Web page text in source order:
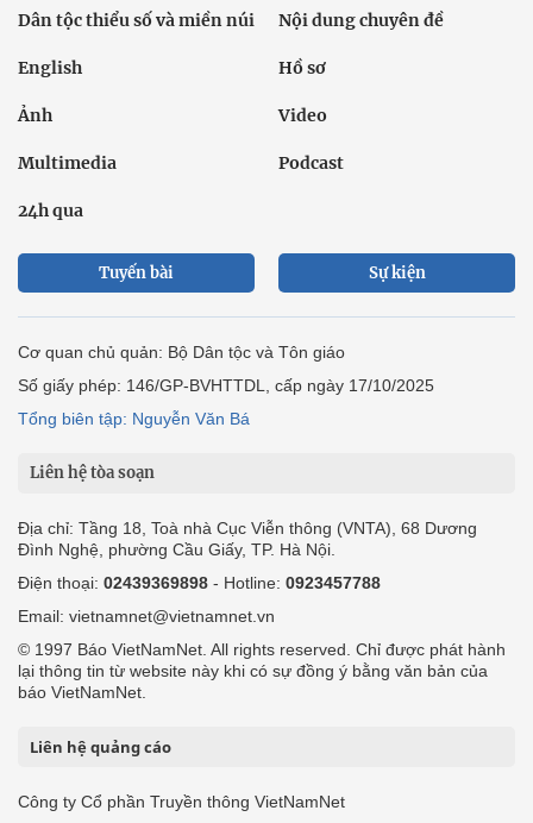
Dân tộc thiểu số và miền núi Nội dung chuyên đề
English Hồ sơ
Ảnh Video
Multimedia Podcast
24h qua
Tuyến bài Sự kiện
Cơ quan chủ quản: Bộ Dân tộc và Tôn giáo
Số giấy phép: 146/GP-BVHTTDL, cấp ngày 17/10/2025
Tổng biên tập: Nguyễn Văn Bá
Liên hệ tòa soạn
Địa chỉ: Tầng 18, Toà nhà Cục Viễn thông (VNTA), 68 Dương
Đình Nghệ, phường Cầu Giấy, TP. Hà Nội.
Điện thoại: 02439369898 - Hotline: 0923457788
Email: vietnamnet@vietnamnet.vn
© 1997 Báo VietNamNet. All rights reserved. Chỉ được phát hành
lại thông tin từ website này khi có sự đồng ý bằng văn bản của
báo VietNamNet.
Liên hệ quảng cáo
Công ty Cổ phần Truyền thông VietNamNet